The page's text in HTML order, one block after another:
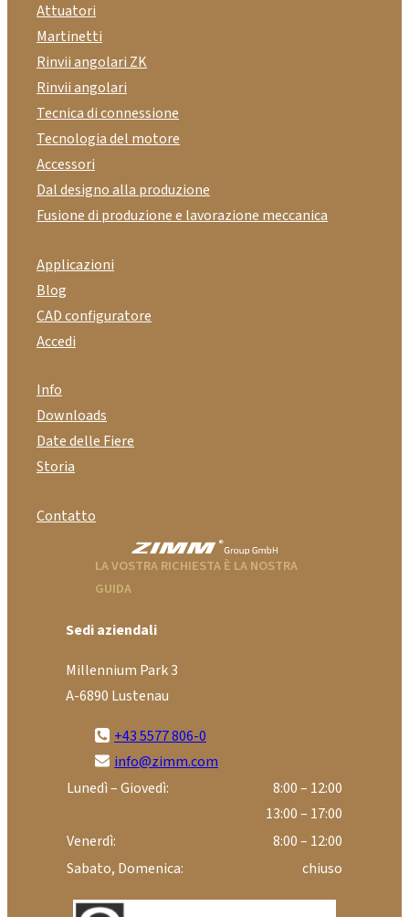
Attuatori
Martinetti
Rinvii angolari ZK
Rinvii angolari
Tecnica di connessione
Tecnologia del motore
Accessori
Dal designo alla produzione
Fusione di produzione e lavorazione meccanica
Applicazioni
Blog
CAD configuratore
Accedi
Info
Downloads
Date delle Fiere
Storia
Contatto
LA VOSTRA RICHIESTA È LA NOSTRA
GUIDA
Sedi aziendali
Millennium Park 3
A-6890 Lustenau
+43 5577 806-0
info@zimm.com
Lunedì – Giovedì:
8:00 – 12:00
13:00 – 17:00
Venerdì:
8:00 – 12:00
Sabato, Domenica:
chiuso